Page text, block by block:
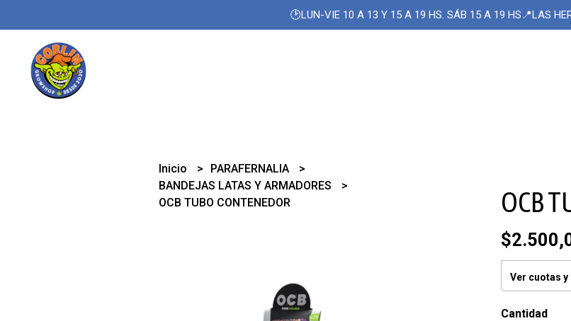
🕑LUN-VIE 10 A 13 Y 15 A 19 HS. SÁB 15 A 19 HS📍LAS
Inicio
PARAFERNALIA
BANDEJAS LATAS Y ARMADORES
OCB TUBO CONTENEDOR
OCB
Ver cuotas
Cantidad